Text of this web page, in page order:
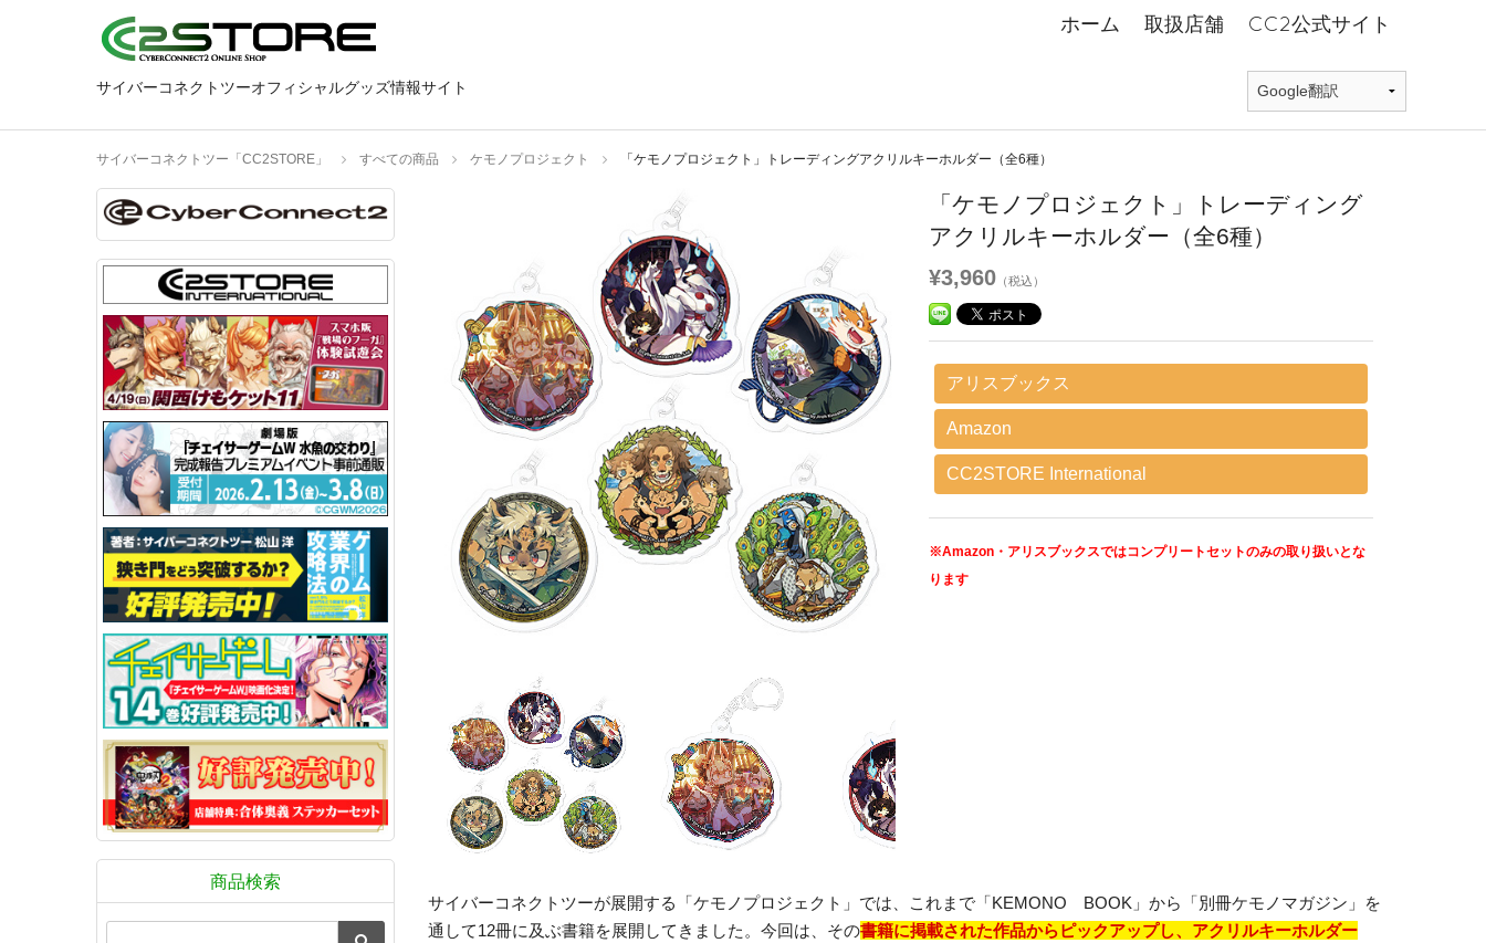
サイバーコネクトツーオフィシャルグッズ情報サイト
ホーム 取扱店舗 CC2公式サイト
サイバーコネクトツー「CC2STORE」 すべての商品 ケモノプロジェクト 「ケモノプロジェクト」トレーディングアクリルキーホルダー（全6種）
「ケモノプロジェクト」トレーディング
アクリルキーホルダー（全6種）
¥3,960（税込）
アリスブックス
Amazon
CC2STORE International
※Amazon・アリスブックスではコンプリートセットのみの取り扱いとな
ります
サイバーコネクトツーが展開する「ケモノプロジェクト」では、これまで「KEMONO BOOK」から「別冊ケモノマガジン」を
通して12冊に及ぶ書籍を展開してきました。今回は、その書籍に掲載された作品からピックアップし、アクリルキーホルダー
商品検索